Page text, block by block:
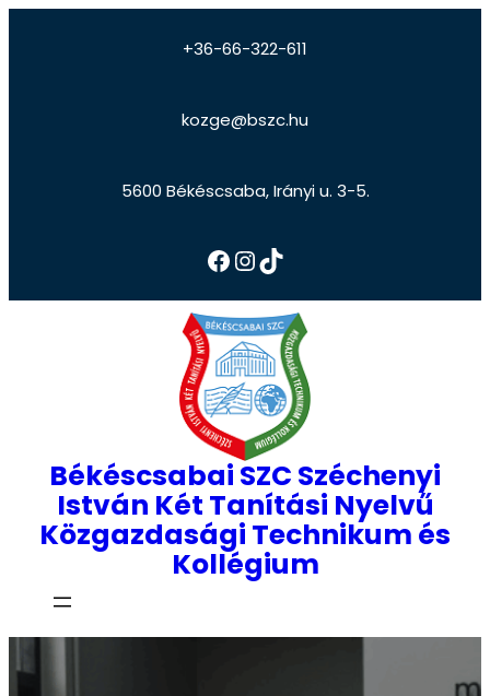
+36-66-322-611
kozge@bszc.hu
5600 Békéscsaba, Irányi u. 3-5.
Békéscsabai SZC Széchenyi
István Két Tanítási Nyelvű
Közgazdasági Technikum és
Kollégium